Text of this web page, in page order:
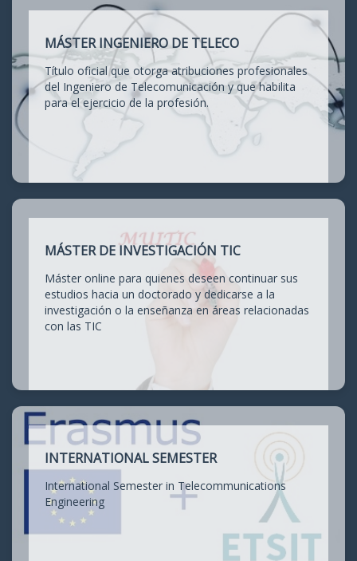
MÁSTER INGENIERO DE TELECO
Título oficial que otorga atribuciones profesionales
del Ingeniero de Telecomunicación y que habilita
para el ejercicio de la profesión.
MÁSTER DE INVESTIGACIÓN TIC
Máster online para quienes deseen continuar sus
estudios hacia un doctorado y dedicarse a la
investigación o la enseñanza en áreas relacionadas
con las TIC
INTERNATIONAL SEMESTER
International Semester in Telecommunications
Engineering